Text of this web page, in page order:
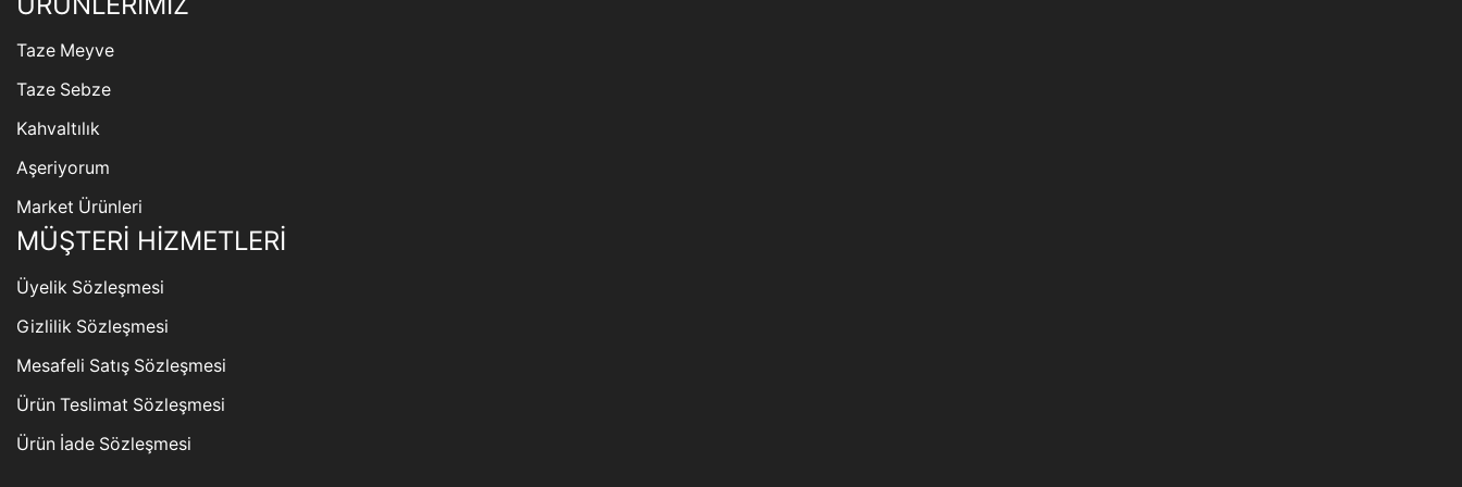
Taze Meyve
Taze Sebze
Kahvaltılık
Aşeriyorum
Market Ürünleri
MÜŞTERİ HİZMETLERİ
Üyelik Sözleşmesi
Gizlilik Sözleşmesi
Mesafeli Satış Sözleşmesi
Ürün Teslimat Sözleşmesi
Ürün İade Sözleşmesi